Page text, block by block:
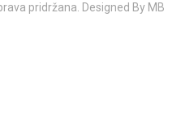
pridržana. Designed By MB